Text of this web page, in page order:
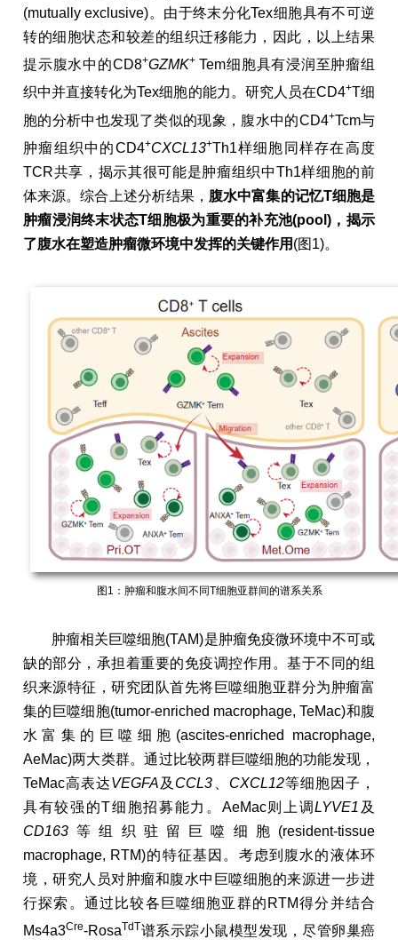
(mutually exclusive)。由于终末分化Tex细胞具有不可逆
转的细胞状态和较差的组织迁移能力，因此，以上结果
提示腹水中的CD8+GZMK+Tem细胞具有浸润至肿瘤组
织中并直接转化为Tex细胞的能力。研究人员在CD4+T细
胞的分析中也发现了类似的现象，腹水中的CD4+Tcm与
肿瘤组织中的CD4+CXCL13+Th1样细胞同样存在高度
TCR共享，揭示其很可能是肿瘤组织中Th1样细胞的前
体来源。综合上述分析结果， 腹水中富集的记忆T细胞是
肿瘤浸润终末状态T细胞极为重要的补充池(pool)，揭示
了腹水在塑造肿瘤微环境中发挥的关键作用 (图1)。
图1：肿瘤和腹水间不同T细胞亚群间的谱系关系
肿瘤相关巨噬细胞(TAM)是肿瘤免疫微环境中不可或
缺的部分，承担着重要的免疫调控作用。基于不同的组
织来源特征，研究团队首先将巨噬细胞亚群分为肿瘤富
集的巨噬细胞(tumor-enriched macrophage, TeMac)和腹
水富集的巨噬细胞(ascites-enriched macrophage,
AeMac)两大类群。通过比较两群巨噬细胞的功能发现，
TeMac高表达VEGFA 及 CCL3 CXCL12等细胞因子，
具有较强的T细胞招募能力。AeMac则上调LYVE1 及
CD163 等组织驻留巨噬细胞(resident-tissue
macrophage, RTM)的特征基因。考虑到腹水的液体环
境，研究人员对肿瘤和腹水中巨噬细胞的来源进一步进
行探索。通过比较各巨噬细胞亚群的RTM得分并结合
Ms4a3Cre-RosaTdT谱系示踪小鼠模型发现，尽管卵巢癌